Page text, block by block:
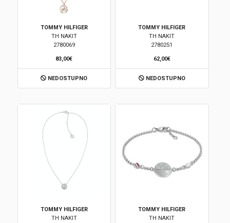
TOMMY HILFIGER
TH NAKIT
2780069
83,00€
NEDOSTUPNO
TOMMY HILFIGER
TH NAKIT
2780251
62,00€
NEDOSTUPNO
TOMMY HILFIGER
TH NAKIT
TOMMY HILFIGER
TH NAKIT